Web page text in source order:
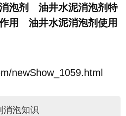
泡剂 油井水泥消泡剂特
用 油井水泥消泡剂使用
newShow_1059.html
消泡知识